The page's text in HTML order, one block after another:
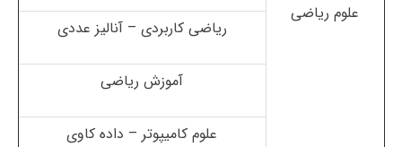
علوم ریاضی
ریاضی کاربردی – آنالیز عددی
آموزش ریاضی
علوم کامیپوتر – داده کاوی